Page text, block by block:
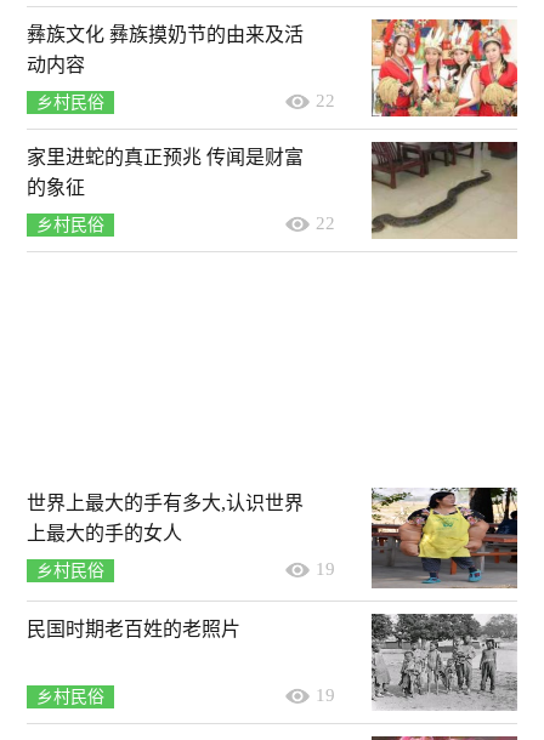
彝族文化 彝族摸奶节的由来及活
动内容
乡村民俗 22
家里进蛇的真正预兆 传闻是财富
的象征
乡村民俗 22
世界上最大的手有多大,认识世界
上最大的手的女人
乡村民俗 19
民国时期老百姓的老照片
乡村民俗 19